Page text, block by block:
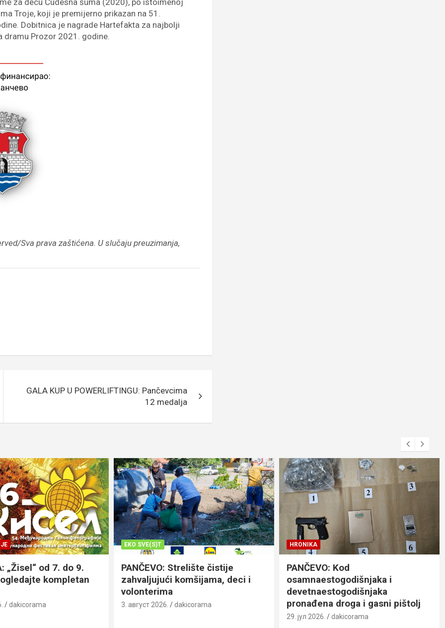
za decu Čudesna šuma (2020), po istoimenoj
Troje, koji je premijerno prikazan na 51.
Dobitnica je nagrade Hartefakta za najbolji
dramu Prozor 2021. godine.
Sva prava zaštićena. U slučaju preuzimanja,
GALA KUP U POWERLIFTINGU: Pančevcima
12 medalja
„Žisel“ od 7. do 9.
kompletan
dakicorama
EKO SVE(S)T
PANČEVO: Strelište čistije
zahvaljujući komšijama, deci i
volonterima
3. август 2026. dakicorama
HRONIKA
PANČEVO: Kod
osamnaestogodišnjaka i
devetnaestogodišnjaka
pronađena droga i gasni pištolj
29. јул 2026. dakicorama